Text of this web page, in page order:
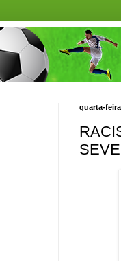
quarta-